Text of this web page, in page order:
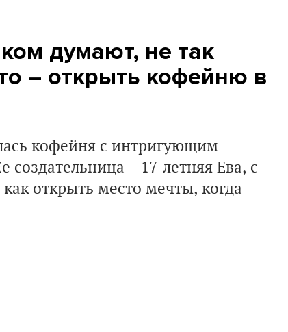
думают, не так
– открыть кофейню в
кофейня с интригующим
– 17-летняя Ева, с
открыть место мечты, когда